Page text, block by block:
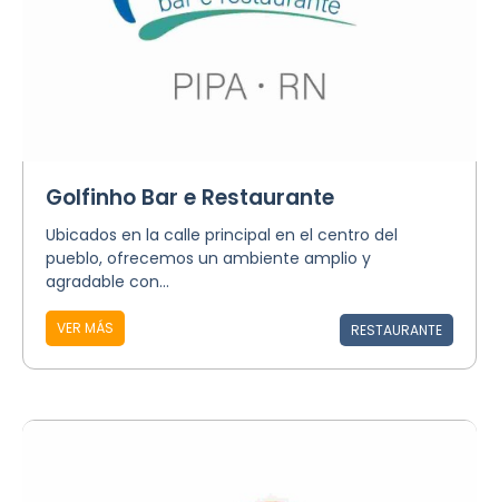
Golfinho Bar e Restaurante
Ubicados en la calle principal en el centro del
pueblo, ofrecemos un ambiente amplio y
agradable con...
VER MÁS RESTAURANTE